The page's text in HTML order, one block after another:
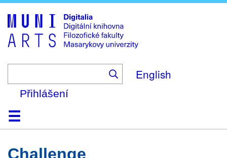
to
main
content
English
Přihlášení
DomůKolekce
Prohlížení
Vyhledávání
O platformě
Nápověda
KontaktDigitalia
Challenge